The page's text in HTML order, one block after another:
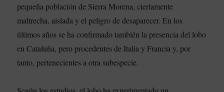
pequeña población de Sierra Morena, ciertamente
maltrecha, aislada y el peligro de desaparecer. En los
últimos años se ha confirmado también la presencia del lobo
en Cataluña, pero procedentes de Italia y Francia y, por
tanto, pertenecientes a otra subespecie.